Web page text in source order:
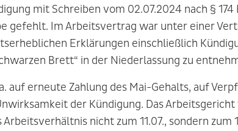
mit Schreiben vom 02.07.2024 nach §
gefehlt. Im Arbeitsvertrag war unter einer
Erklärungen einschließlich
Brett“ in der Niederlassung zu
auf erneute Zahlung des Mai-Gehalts, auf
der Kündigung. Das
nicht zum 11.07., sondern